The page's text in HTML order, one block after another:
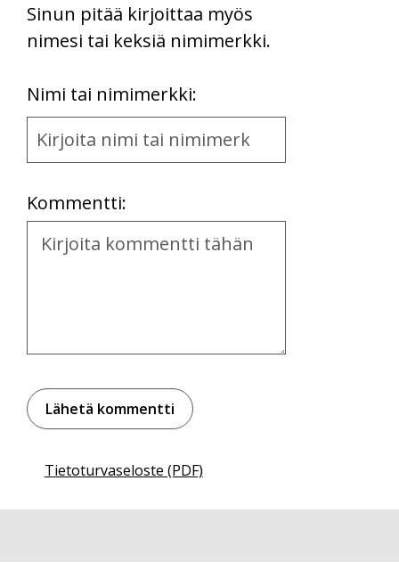
Sinun pitää kirjoittaa myös
nimesi tai keksiä nimimerkki.
Nimi tai nimimerkki:
Name
and
Kommentti:
Kommentti
Tietoturvaseloste (PDF)